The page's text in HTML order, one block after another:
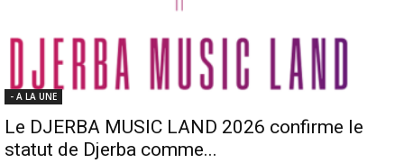
- A LA UNE
Le DJERBA MUSIC LAND 2026 confirme le
statut de Djerba comme...